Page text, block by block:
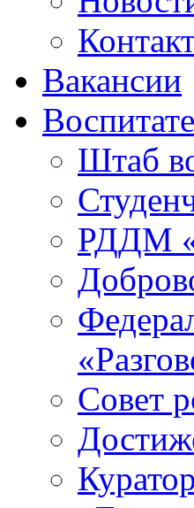
Вакансии
Штаб
РДДМ
Совет